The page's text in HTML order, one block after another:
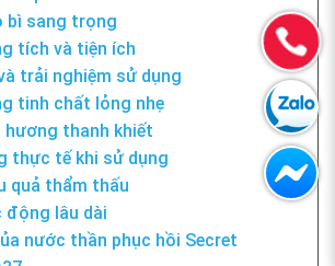
bì sang trọng
tích và tiện ích
trải nghiệm sử dụng
tinh chất lỏng nhẹ
hương thanh khiết
thực tế khi sử dụng
quả thẩm thấu
động lâu dài
nước thần phục hồi Secret